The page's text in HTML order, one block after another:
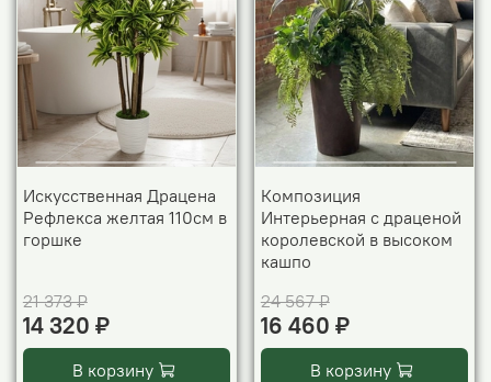
Искусственная Драцена
Рефлекса желтая 110см в
горшке
21 373 ₽
14 320 ₽
В корзину
Композиция
Интерьерная с драценой
королевской в высоком
кашпо
24 567 ₽
16 460 ₽
В корзину